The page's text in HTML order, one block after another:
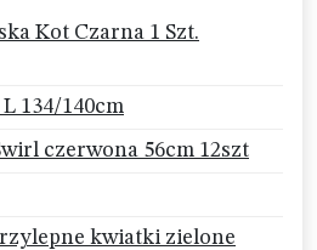
Kot Czarna 1 Szt.
134/140cm
czerwona 56cm 12szt
kwiatki zielone